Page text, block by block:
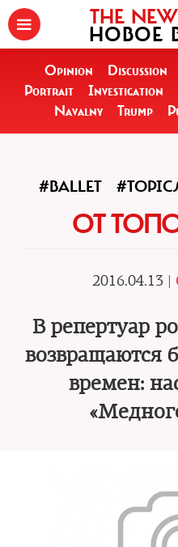
THE
НОВОЕ
Opinion Discussion
Portrait
Investigation
Navalny
Trump
#BALLET
ОТ
2016.04.13 |
В репертуар
возвращаются
времен: